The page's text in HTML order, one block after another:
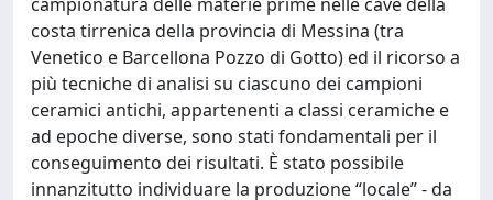
costa tirrenica della provincia di Messina (tra
Venetico e Barcellona Pozzo di Gotto) ed il ricorso a
più tecniche di analisi su ciascuno dei campioni
ceramici antichi, appartenenti a classi ceramiche e
ad epoche diverse, sono stati fondamentali per il
conseguimento dei risultati. È stato possibile
innanzitutto individuare la produzione “locale” - da